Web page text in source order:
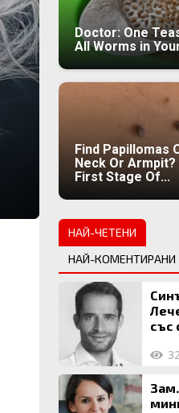
Doctor: One
All Worms in
Find Papillomas
Neck Or
First Stage Of...
НАЙ-ЧЕТЕНИ
НАЙ-КОМЕНТИРАНИ
със